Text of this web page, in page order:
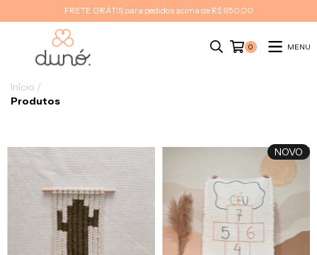
FRETE GRÁTIS para pedidos acima de R$ 950,00
0 MENU
Início /
Produtos
NOVO